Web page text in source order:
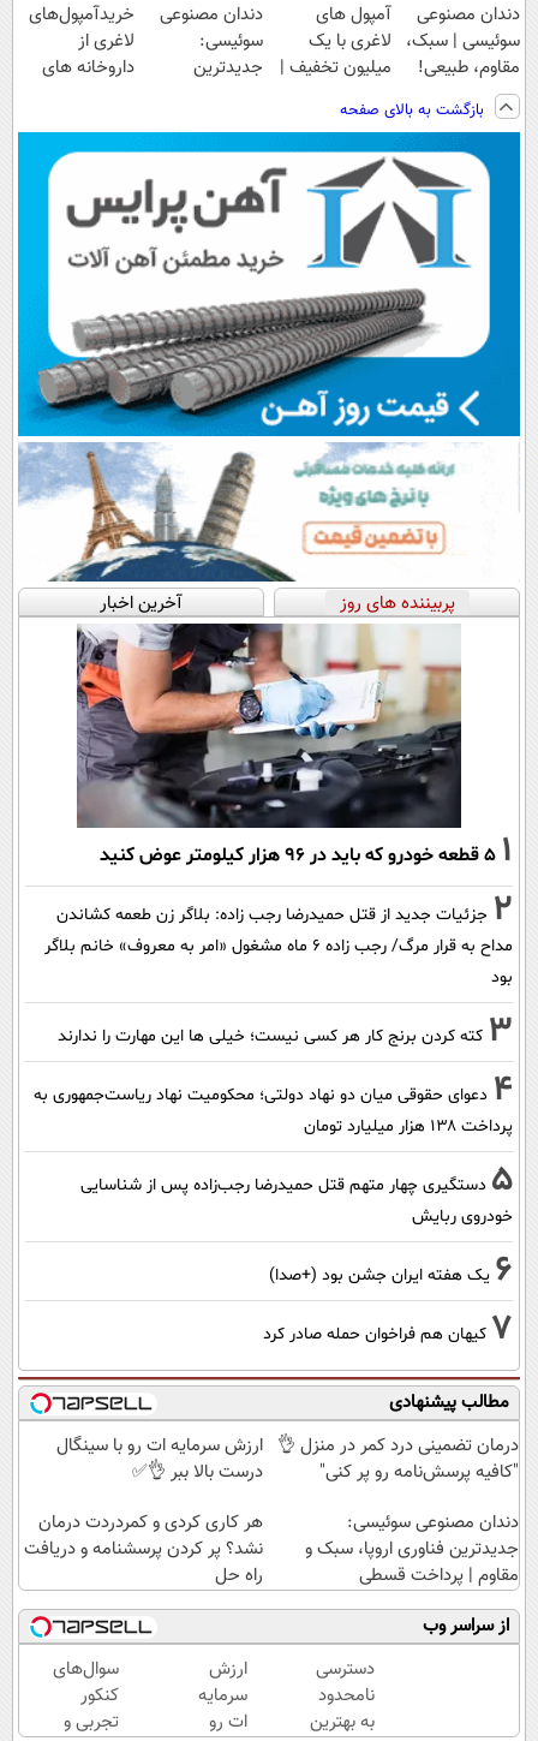
دندان مصنوعی
سوئیسی | سبک،
مقاوم، طبیعی!
ویزیت
رایگان+پرداخت
اقساطی😍
آمپول های
لاغری با یک
میلیون تخفیف |
داروخانه های
معتبر
دندان مصنوعی
سوئیسی:
جدیدترین
پرداخت قسطی
خریدآمپول‌های
لاغری از
داروخانه های
پک یخ!
بازگشت به بالای صفحه
پربیننده های روز آخرین اخبار
1 ۵ قطعه خودرو که باید در ۹۶ هزار کیلومتر عوض کنید
2 جزئیات جدید از قتل حمیدرضا رجب زاده: بلاگر زن طعمه کشاندن
مداح به قرار مرگ/ رجب زاده 6 ماه مشغول «امر به معروف» خانم بلاگر
بود
3 کته کردن برنج کار هر کسی نیست؛ خیلی ها این مهارت را ندارند
4 دعوای حقوقی میان دو نهاد دولتی؛ محکومیت نهاد ریاست‌جمهوری به
پرداخت ۱۳۸ هزار میلیارد تومان
5 دستگیری چهار متهم قتل حمیدرضا رجب‌زاده پس از شناسایی
خودروی ربایش
6 یک هفته ایران جشن بود (+صدا)
7 کیهان هم فراخوان حمله صادر کرد
مطالب پیشنهادی
درمان تضمینی درد کمر در منزل 👌
"کافیه پرسش‌نامه رو پر کنی"
ارزش سرمایه ات رو با سینگال
درست بالا ببر 👌✅
دندان مصنوعی سوئیسی:
جدیدترین فناوری اروپا، سبک و
مقاوم | پرداخت قسطی
هر کاری کردی و کمردردت درمان
نشد؟ پر کردن پرسشنامه و دریافت
راه حل
از سراسر وب
دسترسی
نامحدود
به بهترین
ارزش
سرمایه
ات رو
سوال‌های
کنکور
تجربی و